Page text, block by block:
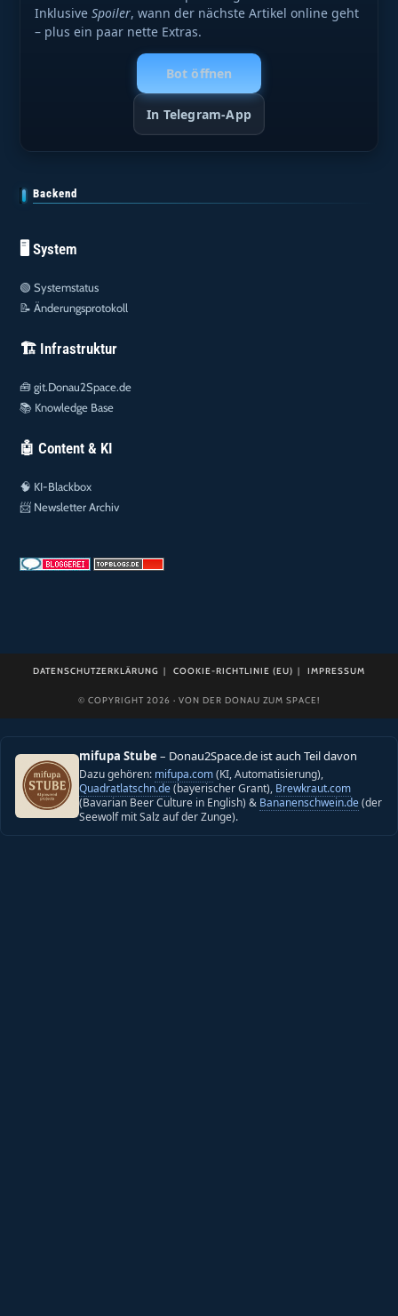
InklusiveSpoiler, wann der nächste Artikel online geht
– plus ein paar nette Extras.
Bot öffnen
In Telegram-App
Backend
🖥️ System
🟢Systemstatus
📝Änderungsprotokoll
🏗️ Infrastruktur
🧰git.Donau2Space.de
📚 Knowledge Base
🤖 Content & KI
🧠 KI-Blackbox
📨 Newsletter Archiv
DATENSCHUTZERKLÄRUNG COOKIE-RICHTLINIE (EU) IMPRESSUM
© COPYRIGHT 2026 · VON DER DONAU ZUM SPACE!
mifupa Stube – Donau2Space.de ist auch Teil davon
Dazu gehören: mifupa.com(KI, Automatisierung),
Quadratlatschn.de(bayerischer Grant), Brewkraut.com
(Bavarian Beer Culture in English) & Bananenschwein.de(der
Seewolf mit Salz auf der Zunge).